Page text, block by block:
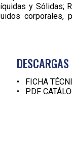
y Sólidas;
corporales,
•
FICHA
•
PDF